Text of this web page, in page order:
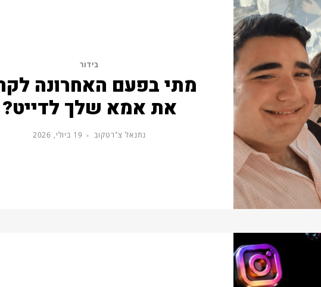
בידור
מתי בפעם האחרונה
את אמא שלך לדייט?
נתנאל צ׳רטקוב 19 ביולי, 2026